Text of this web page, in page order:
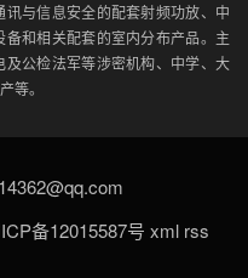
与信息安全的配套射频功放、中
和相关配套的室内分布产品。主
公检法军等涉密机构、中学、大
等。
备12015587号 xml rss